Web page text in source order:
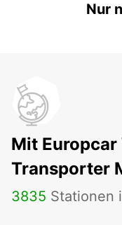
Nur
Mit
Transporter
3835 Stationen